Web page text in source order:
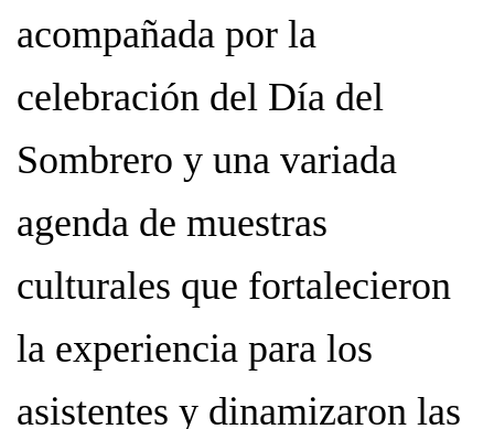
acompañada por la
celebración del Día del
Sombrero y una variada
agenda de muestras
culturales que fortalecieron
la experiencia para los
asistentes y dinamizaron las